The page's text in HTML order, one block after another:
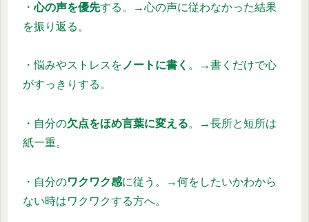
・心の声を優先する。→心の声に従わなかった結果
を振り返る。
・悩みやストレスを ノートに書く 。→書くだけで心
がすっきりする。
・自分の欠点をほめ言葉に変える。→長所と短所は
紙一重。
・自分のワクワク感に従う。→何をしたいかわから
ない時はワクワクする方へ。